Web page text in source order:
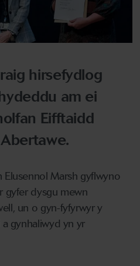
hirsefydlog
am ei
Eifftaidd
Marsh gyflwyno
gyfer dysgu mewn
un o gyn-fyfyrwyr y
gynhaliwyd yn yr